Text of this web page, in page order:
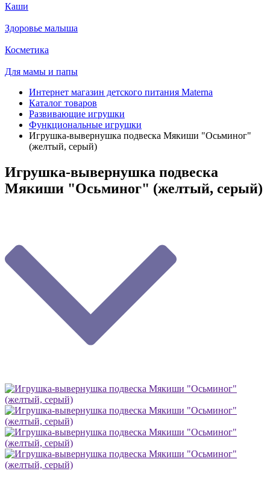
Каши
Здоровье малыша
Косметика
Для мамы и папы
Интернет магазин детского питания Materna
Каталог товаров
Развивающие игрушки
Функциональные игрушки
Игрушка-вывернушка подвеска Мякиши "Осьминог"
(желтый, серый)
Игрушка-вывернушка подвеска
Мякиши "Осьминог" (желтый, серый)